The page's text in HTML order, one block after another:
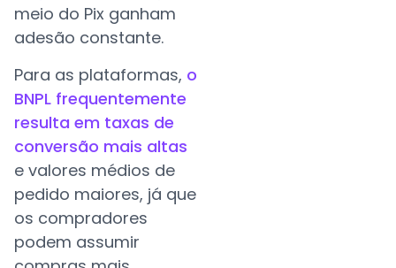
meio do Pix ganham
adesão constante.
Para as plataformas, o
BNPL frequentemente
resulta em taxas de
conversão mais altas
e valores médios de
pedido maiores, já que
os compradores
podem assumir